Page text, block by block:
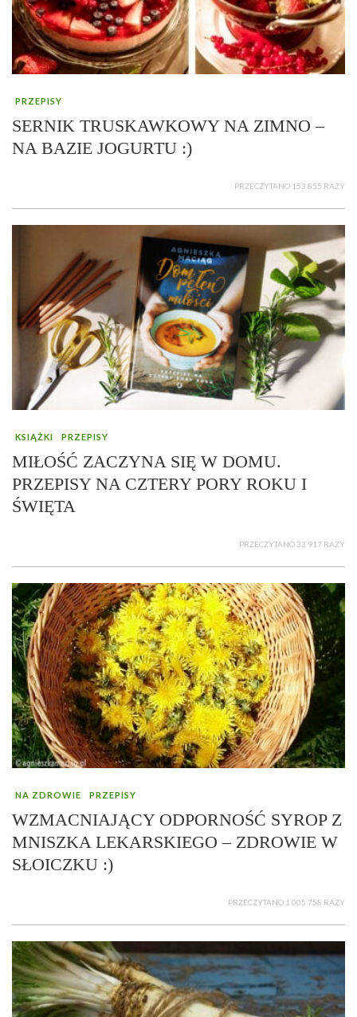
PRZEPISY
SERNIK TRUSKAWKOWY NA ZIMNO –
NA BAZIE JOGURTU :)
PRZECZYTANO 153 855 RAZY
KSIĄŻKI PRZEPISY
MIŁOŚĆ ZACZYNA SIĘ W DOMU.
PRZEPISY NA CZTERY PORY ROKU I
ŚWIĘTA
PRZECZYTANO 33 917 RAZY
NA ZDROWIE PRZEPISY
WZMACNIAJĄCY ODPORNOŚĆ SYROP Z
MNISZKA LEKARSKIEGO – ZDROWIE W
SŁOICZKU :)
PRZECZYTANO 1 005 758 RAZY